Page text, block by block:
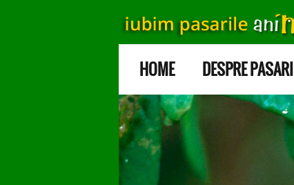
HOME DESPRE PASARI